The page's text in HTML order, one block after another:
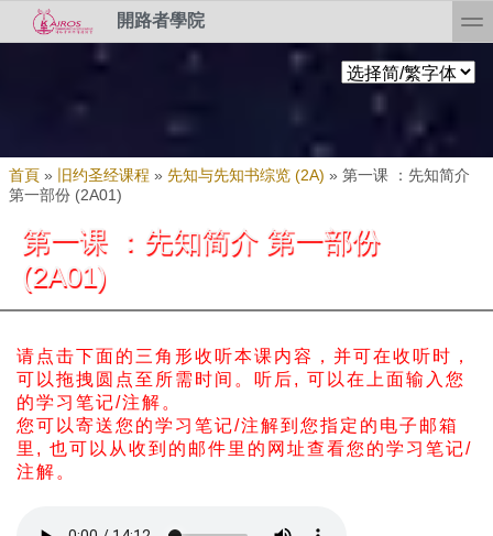
移至主內容
Skip to search
開路者學院
您在這裡
首頁 » 旧约圣经课程 »先知与先知书综览 (2A) »第一课 ：先知简介
第一部份 (2A01)
第一课 ：先知简介 第一部份
(2A01)
请点击下面的三角形收听本课内容，并可在收听时，
可以拖拽圆点至所需时间。 听后, 可以在上面输入您
的学习笔记/注解。
您可以寄送您的学习笔记/注解到您指定的电子邮箱
里, 也可以从收到的邮件里的网址查看您的学习笔记/
注解。